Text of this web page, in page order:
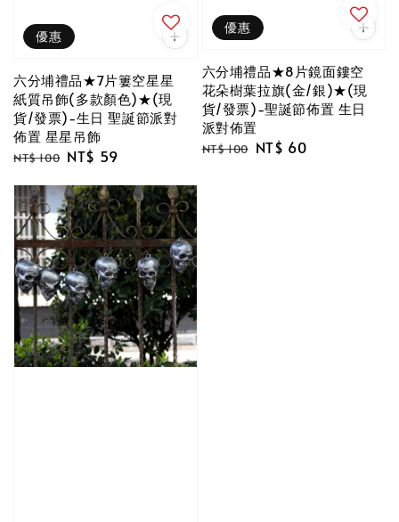
優惠
六分埔禮品★7片簍空星星
紙質吊飾(多款顏色)★(現
貨/發票)-生日 聖誕節派對
佈置 星星吊飾
Regular
NT$ 100 Sale
NT$ 59
優惠
六分埔禮品★8片鏡面鏤空
花朵樹葉拉旗(金/銀)★(現
貨/發票)-聖誕節佈置 生日
派對佈置
Regular
NT$ 100 Sale
NT$ 60